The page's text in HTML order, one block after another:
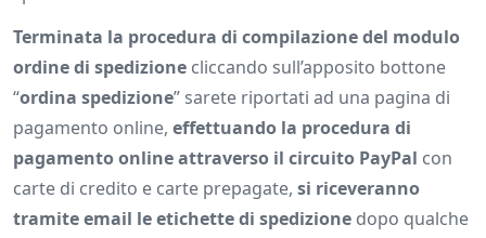
Terminata la procedura di compilazione del modulo
ordine di spedizione cliccando sull’apposito bottone
“ordina spedizione” sarete riportati ad una pagina di
pagamento online, effettuando la procedura di
pagamento online attraverso il circuito PayPal con
carte di credito e carte prepagate, si riceveranno
tramite email le etichette di spedizione dopo qualche